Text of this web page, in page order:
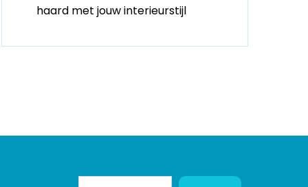
haard met jouw interieurstijl